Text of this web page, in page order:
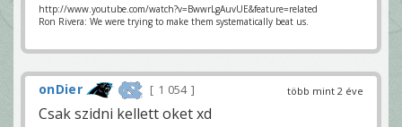
http://www.youtube.com/watch?v=BwwrLgAuvUE&feature=related
Ron Rivera: We were trying to make them systematically beat us.
több mint 2 éve
onDier 1 054
Csak szidni kellett oket xd